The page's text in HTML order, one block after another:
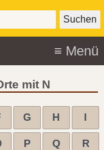
mit N
G H I
P Q R